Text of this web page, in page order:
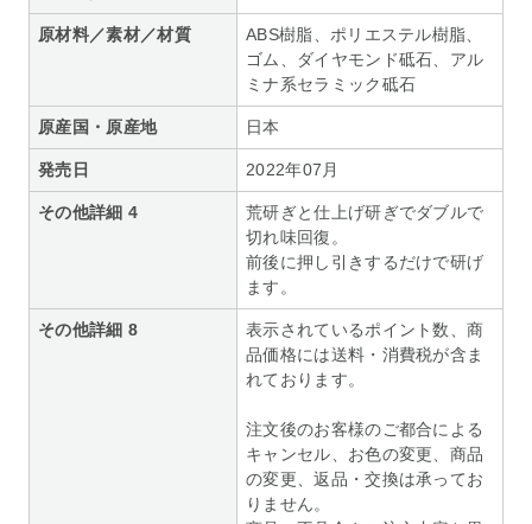
原材料／素材／材質
ABS樹脂、ポリエステル樹脂、
ゴム、ダイヤモンド砥石、アル
ミナ系セラミック砥石
原産国・原産地 日本
発売日 2022年07月
その他詳細 4
荒研ぎと仕上げ研ぎでダブルで
切れ味回復。
前後に押し引きするだけで研げ
ます。
その他詳細 8
表示されているポイント数、商
品価格には送料・消費税が含ま
れております。
注文後のお客様のご都合による
キャンセル、お色の変更、商品
の変更、返品・交換は承ってお
りません。